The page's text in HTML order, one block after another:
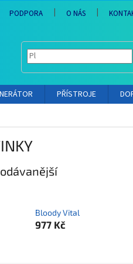
PODPORA O NÁS
PŘÍSTROJE
Bloody Vital
977 Kč